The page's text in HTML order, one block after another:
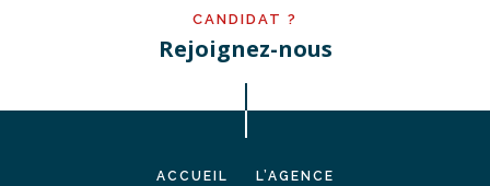
CANDIDAT ?
Rejoignez-nous
ACCUEIL L’AGENCE